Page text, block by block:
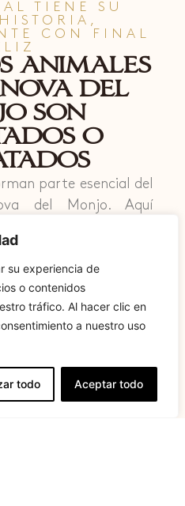
su experiencia de
o contenidos
tráfico. Al hacer clic en
a nuestro uso
todo Aceptar todo
TIENE SU
CON FINAL
animales
del
son
o
parte esencial del
del Monjo. Aquí
los cuidados
recuperarse y,
continuar su vida en
ellos recibe atención,
necesita.
en nuestra casa rural,
una experiencia de